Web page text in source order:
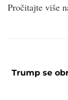
Pročitajte više
Trump se